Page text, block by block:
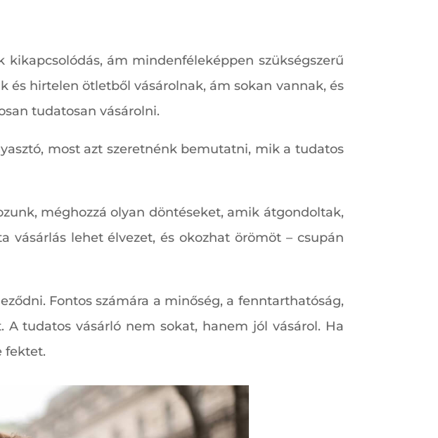
kikapcsolódás, ám mindenféleképpen szükségszerű
hirtelen ötletből vásárolnak, ám sokan vannak, és
tudatosan vásárolni.
most azt szeretnénk bemutatni, mik a tudatos
méghozzá olyan döntéseket, amik átgondoltak,
lehet élvezet, és okozhat örömöt – csupán
Fontos számára a minőség, a fenntarthatóság,
tudatos vásárló nem sokat, hanem jól vásárol. Ha
fektet.